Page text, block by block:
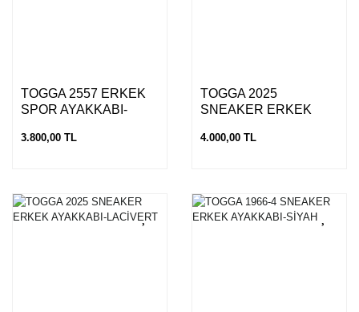
TOGGA 2557 ERKEK
SPOR AYAKKABI-
3.800,00 TL
TOGGA 2025
SNEAKER ERKEK
4.000,00 TL